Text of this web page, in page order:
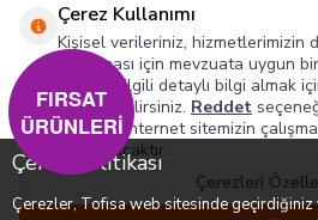
Çerez Politikası
Çerezler, Tofisa web sitesinde geçirdiğiniz
0
Hızlı Erişim
Sosyal
Adres & İletişim
Çerez Kullanımı
Kişisel verileriniz, hizmetlerimizin
sunulması için mevzuata uygun
Konuyla ilgili detaylı bilgi almak
inceleyebilirsiniz. Reddet
yalnızca internet sitemizin
kullanılacaktır.
Çerezleri
FIRSAT
ÜRÜNLERİ